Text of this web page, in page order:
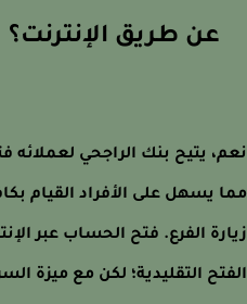
عن طريق الإنترنت؟
يتيح بنك الراجحي لعملائه فتح
يسهل على الأفراد القيام بكافة
الفرع. فتح الحساب عبر
التقليدية؛ لكن مع ميزة